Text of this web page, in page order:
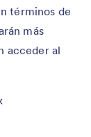
términos de
más
acceder al